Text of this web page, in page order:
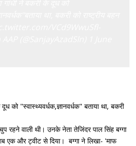
दूध को "स्वास्थ्यवर्धक,ज्ञानवर्धक" बताया था, बकरी
रहने वाली थी। उनके नेता तेजिंदर पाल सिंह बग्गा
एक और ट्वीट से दिया। बग्गा ने लिखा- 'माफ